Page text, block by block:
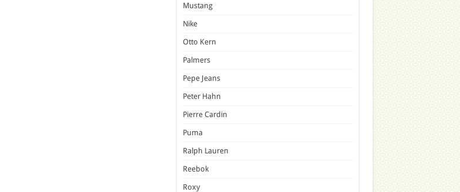
Mustang
Nike
Otto Kern
Palmers
Pepe Jeans
Peter Hahn
Pierre Cardin
Puma
Ralph Lauren
Reebok
Roxy